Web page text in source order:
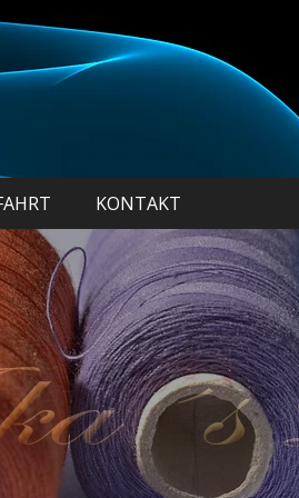
KONTAKT